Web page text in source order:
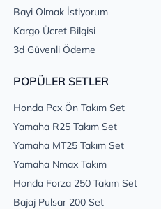
Bayi Olmak İstiyorum
Kargo Ücret Bilgisi
3d Güvenli Ödeme
POPÜLER SETLER
Honda Pcx Ön Takım Set
Yamaha R25 Takım Set
Yamaha MT25 Takım Set
Yamaha Nmax Takım
Honda Forza 250 Takım Set
Bajaj Pulsar 200 Set